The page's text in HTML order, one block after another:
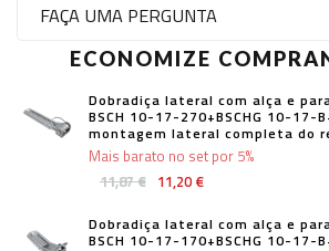
FAÇA UMA PERGUNTA
ECONOMIZE
Dobradiça lateral com alça e
BSCH 10-17-270+BSCHG 10-17-
montagem lateral completa do
11,87 € 11,20 €
Mais barato no set por 5%
Dobradiça lateral com alça e
BSCH 10-17-170+BSCHG 10-17-